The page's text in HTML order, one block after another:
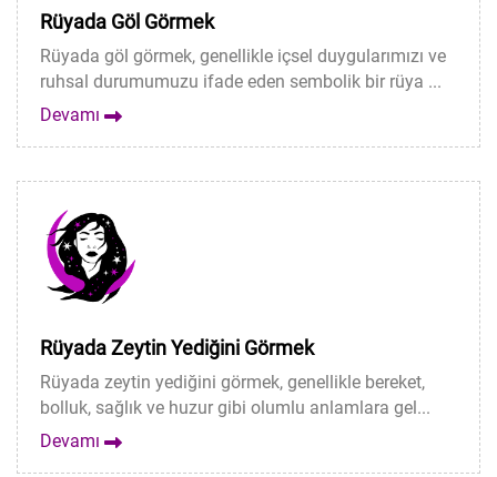
Rüyada Göl Görmek
Rüyada göl görmek, genellikle içsel duygularımızı ve
ruhsal durumumuzu ifade eden sembolik bir rüya ...
Devamı
Rüyada Zeytin Yediğini Görmek
Rüyada zeytin yediğini görmek, genellikle bereket,
bolluk, sağlık ve huzur gibi olumlu anlamlara gel...
Devamı